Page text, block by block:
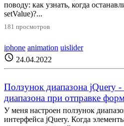
поводу: как узнать, когда
setValue)?...
181 просмотров
iphone animation uislider
schedule 24.04.2022
Ползунок диапазона jQuery -
диапазона при отправке
У меня настроен ползунок
интерфейса jQuery. Когда